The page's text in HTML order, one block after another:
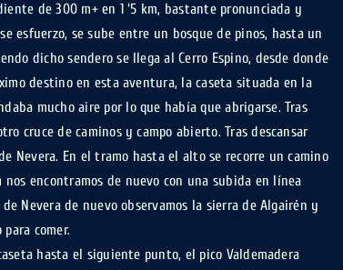
de 300 m+ en 1 ‘5 km, bastante pronunciada y
esfuerzo, se sube entre un bosque de pinos, hasta un
dicho sendero se llega al Cerro Espino, desde donde
destino en esta aventura, la caseta situada en la
mucho aire por lo que había que abrigarse. Tras
cruce de caminos y campo abierto. Tras descansar
Nevera. En el tramo hasta el alto se recorre un camino
encontramos de nuevo con una subida en línea
Nevera de nuevo observamos la sierra de Algairén y
comer.
hasta el siguiente punto, el pico Valdemadera